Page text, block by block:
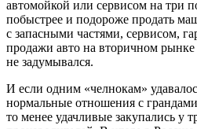
автомойкой или сервисом на три
побыстрее и подороже продать
с запасными частями, сервисом,
продажи авто на вторичном рынке
не задумывался.
И если одним «челнокам»
нормальные отношения с
то менее удачливые закупались у